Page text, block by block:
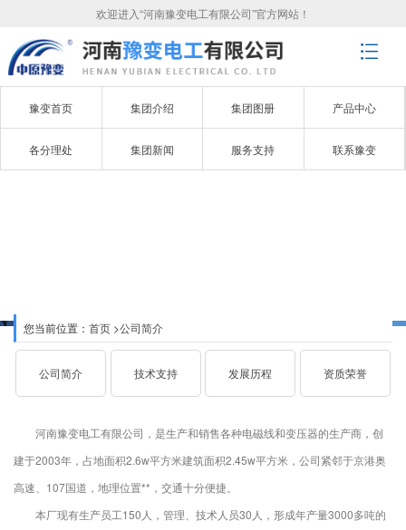
欢迎进入“河南豫变电工有限公司”官方网站！
豫变首页 集团介绍 集团图册 产品中心
各分理处 集团新闻 服务支持 联系豫变
您当前位置：首页 >公司简介
公司简介 技术支持 发展历程 资质荣誉
河南豫变电工有限公司，是生产和销售各种电磁线和变压器的生产商，创
建于2003年，占地面积2.6w平方米建筑面积2.45w平方米，公司紧邻于京港奥
高速、107国道，地理位置**，交通十分便捷。
本厂现有生产员工150人，管理、技术人员30人，形成年产量3000多吨的